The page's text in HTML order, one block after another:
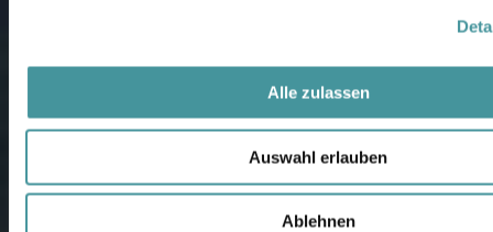
Alle zulassen
Auswahl erlauben
Ablehnen